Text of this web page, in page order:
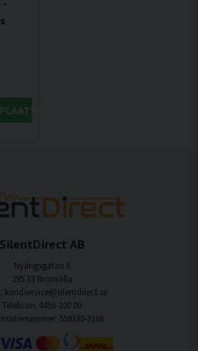
-
SilentDirect AB
Nyängsgatan 6
295 39 Bromölla
kundservice@silentdirect.se
Telefoon: 0456-100 00
559330-3166